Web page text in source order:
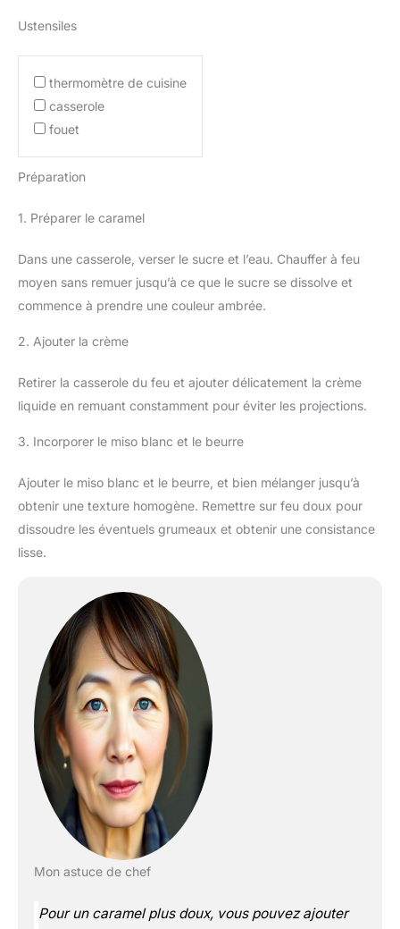
Ustensiles
thermomètre de cuisine
casserole
fouet
Préparation
1. Préparer le caramel
Dans une casserole, verser le sucre et l’eau. Chauffer à feu
moyen sans remuer jusqu’à ce que le sucre se dissolve et
commence à prendre une couleur ambrée.
2. Ajouter la crème
Retirer la casserole du feu et ajouter délicatement la crème
liquide en remuant constamment pour éviter les projections.
3. Incorporer le miso blanc et le beurre
Ajouter le miso blanc et le beurre, et bien mélanger jusqu’à
obtenir une texture homogène. Remettre sur feu doux pour
dissoudre les éventuels grumeaux et obtenir une consistance
lisse.
Mon astuce de chef
Pour un caramel plus doux, vous pouvez ajouter